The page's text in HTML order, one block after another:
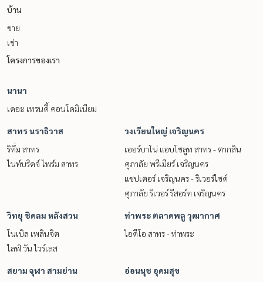
บ้าน
ขาย
เช่า
โครงการของเรา
นานา
เดอะ เทรนดี้ คอนโดมิเนียม
สาทร นราธิวาส
ริทึ่ม สาทร
ไนท์บริดจ์ ไพร์ม สาทร
วงเวียนใหญ่ เจริญนคร
เออร์บาโน่ แอบโซลูท สาทร - ตากสิน
ศุภาลัย พรีเมียร์ เจริญนคร
แชปเตอร์ เจริญนคร - ริเวอร์ไซด์
ศุภาลัย ริเวอร์ รีสอร์ท เจริญนคร
วิทยุ ชิดลม หลังสวน
โนเบิล เพลินจิต
ไลฟ์ วัน ไวร์เลส
ท่าพระ ตลาดพลู วุฒากาศ
ไอดีโอ สาทร - ท่าพระ
สยาม จุฬา สามย่าน
อ่อนนุช อุดมสุข